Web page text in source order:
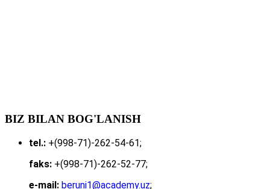
BIZ BILAN BOG'LANISH
tel.: +(998-71)-262-54-61;
faks: +(998-71)-262-52-77;
e-mail: beruni1@academy.uz;